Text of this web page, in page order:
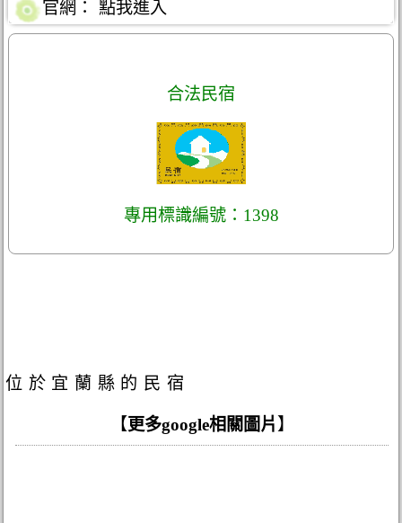
官網：
點我進入
合法民宿
專用標識編號：1398
位於宜蘭縣的民宿
【更多google相關圖片 】